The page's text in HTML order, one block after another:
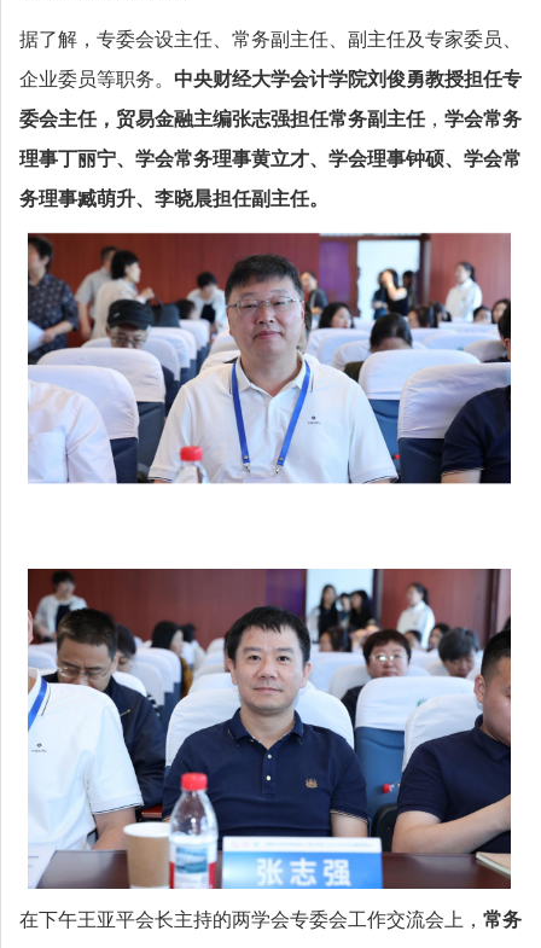
据了解， 专委会设主任、常务副主任、副主任及专家委员、
企业委员等职务。 中央财经大学会计学院刘俊勇教授担任专
委会主任， 贸易金融主编张志强担任常务副主任， 学会常务
理事丁丽宁、 学会常务理事黄立才、 学会理事钟硕、 学会常
务理事臧萌升、 李晓晨担任副主任。
在下午王亚平会长主持的两学会专委会工作交流会上， 常务